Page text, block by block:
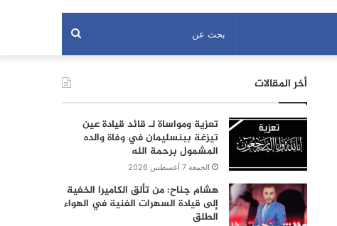
بحث
عن أخر المقالات
تعزية ومواساة لـ قائد قيادة عين
تيزغة ببنسليمان في وفاة والده
المشمول برحمة الله
الجمعة 7 أغسطس 2026
هشام جناح: من تألق الكاميرا الخفية
إلى قيادة السهرات الفنية في الهواء
الطلق